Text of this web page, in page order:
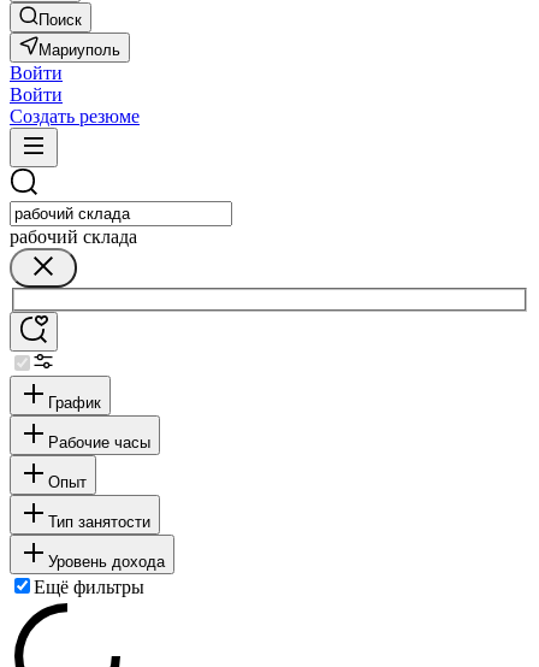
Поиск
Мариуполь
Войти
Войти
Создать резюме
рабочий склада
График
Рабочие часы
Опыт
Тип занятости
Уровень дохода
Ещё фильтры